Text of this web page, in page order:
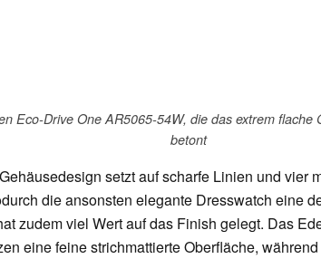
Eco-Drive One AR5065-54W, die das extrem flache
betont
setzt auf scharfe Linien und vier
die ansonsten elegante Dresswatch eine
zudem viel Wert auf das Finish gelegt. Das
eine feine strichmattierte Oberfläche,